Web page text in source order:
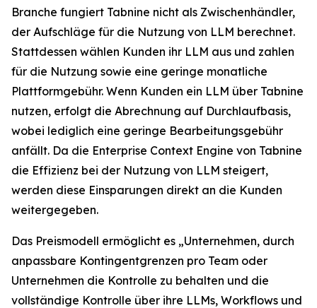
Branche fungiert Tabnine nicht als Zwischenhändler,
der Aufschläge für die Nutzung von LLM berechnet.
Stattdessen wählen Kunden ihr LLM aus und zahlen
für die Nutzung sowie eine geringe monatliche
Plattformgebühr. Wenn Kunden ein LLM über Tabnine
nutzen, erfolgt die Abrechnung auf Durchlaufbasis,
wobei lediglich eine geringe Bearbeitungsgebühr
anfällt. Da die Enterprise Context Engine von Tabnine
die Effizienz bei der Nutzung von LLM steigert,
werden diese Einsparungen direkt an die Kunden
weitergegeben.
Das Preismodell ermöglicht es „Unternehmen, durch
anpassbare Kontingentgrenzen pro Team oder
Unternehmen die Kontrolle zu behalten und die
vollständige Kontrolle über ihre LLMs, Workflows und